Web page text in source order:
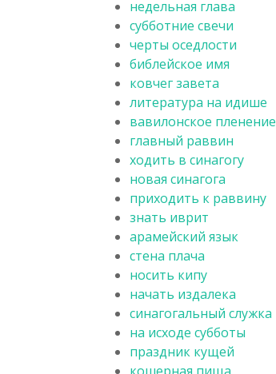
недельная глава
субботние свечи
черты оседлости
библейское имя
ковчег завета
литература на идише
вавилонское пленение
главный раввин
ходить в синагогу
новая синагога
приходить к раввину
знать иврит
арамейский язык
стена плача
носить кипу
начать издалека
синагогальный служка
на исходе субботы
праздник кущей
кошерная пища